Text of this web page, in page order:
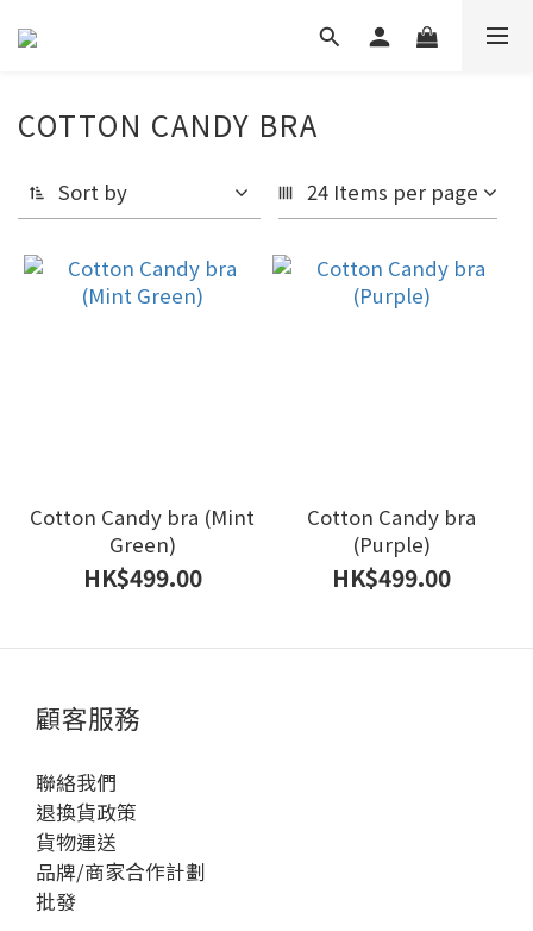
COTTON CANDY BRA
Sort by 24 Items per page
Cotton Candy bra (Mint
Green)
HK$499.00
Cotton Candy bra
(Purple)
HK$499.00
顧客服務
聯絡我們
退換貨政策
貨物運送
品牌/商家合作計劃
批發